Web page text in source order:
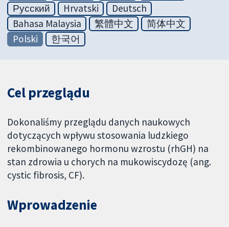
Русский
Hrvatski
Deutsch
Bahasa Malaysia
繁體中文
简体中文
Polski
한국어
Cel przeglądu
Dokonaliśmy przeglądu danych naukowych
dotyczących wpływu stosowania ludzkiego
rekombinowanego hormonu wzrostu (rhGH) na
stan zdrowia u chorych na mukowiscydozę (ang.
cystic fibrosis, CF).
Wprowadzenie